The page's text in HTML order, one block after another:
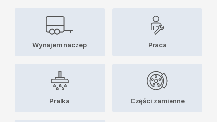
Wynajem naczep Praca
Pralka Części zamienne